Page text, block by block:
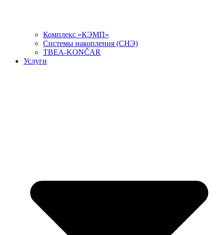
Комплекс «КЭМП»
Системы накопления (СНЭ)
TBEA-KONČAR
Услуги